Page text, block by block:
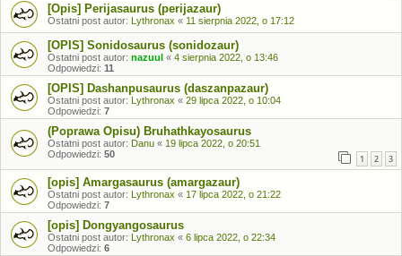
[Opis] Perijasaurus (perijazaur)
Ostatni post autor: Lythronax « 11 sierpnia 2022, o 17:12
[OPIS] Sonidosaurus (sonidozaur)
Ostatni post autor: nazuul « 4 sierpnia 2022, o 13:46
Odpowiedzi: 11
[OPIS] Dashanpusaurus (daszanpazaur)
Ostatni post autor: Lythronax « 29 lipca 2022, o 10:04
Odpowiedzi: 7
(Poprawa Opisu) Bruhathkayosaurus
Ostatni post autor: Danu « 19 lipca 2022, o 20:51
Odpowiedzi: 50 1 2 3
[opis] Amargasaurus (amargazaur)
Ostatni post autor: Lythronax « 17 lipca 2022, o 21:22
Odpowiedzi: 7
[opis] Dongyangosaurus
Ostatni post autor: Lythronax « 6 lipca 2022, o 22:34
Odpowiedzi: 6